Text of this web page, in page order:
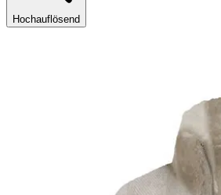
Hochauflösend